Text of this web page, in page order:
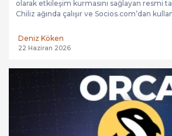
olarak etkileşim kurmasını sağlayan resmi
Chiliz ağında çalışır ve Socios.com’dan
Deniz Köken
22 Haziran 2026